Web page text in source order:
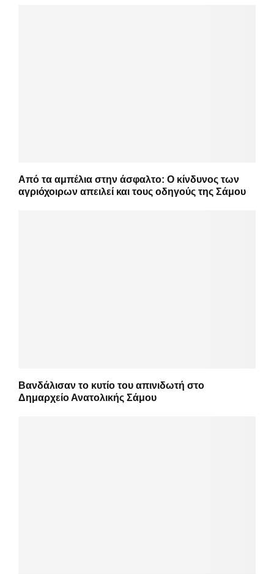
Από τα αμπέλια στην άσφαλτο: Ο κίνδυνος των
αγριόχοιρων απειλεί και τους οδηγούς της Σάμου
Βανδάλισαν το κυτίο του απινιδωτή στο
Δημαρχείο Ανατολικής Σάμου